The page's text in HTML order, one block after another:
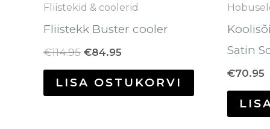
Fliistekid & coolerid
Fliistekk Buster cooler
€114.95 €84.95
LISA OSTUKORVI
Satin
€70.95